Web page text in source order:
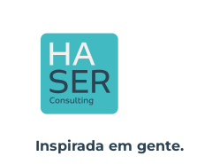
Inspirada em gente.